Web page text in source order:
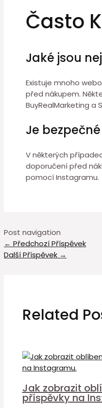
Často
Jaké jsou
Existuje mnoho
před nákupem.
BuyRealMarketing a
Je
V některých
doporučení před
pomocí Instagramu.
Post navigation
← Předchozí Příspěvek
Další Příspěvek →
Related
Jak zobrazit
příspěvky na